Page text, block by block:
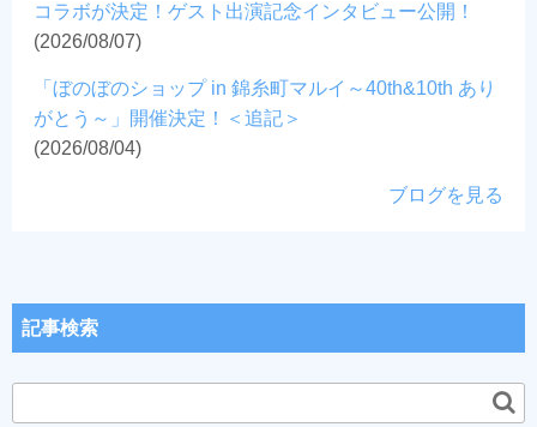
コラボが決定！ゲスト出演記念インタビュー公開！
(2026/08/07)
「ぼのぼのショップ in 錦糸町マルイ～40th&10th あり
がとう～」開催決定！＜追記＞
(2026/08/04)
ブログを見る
記事検索